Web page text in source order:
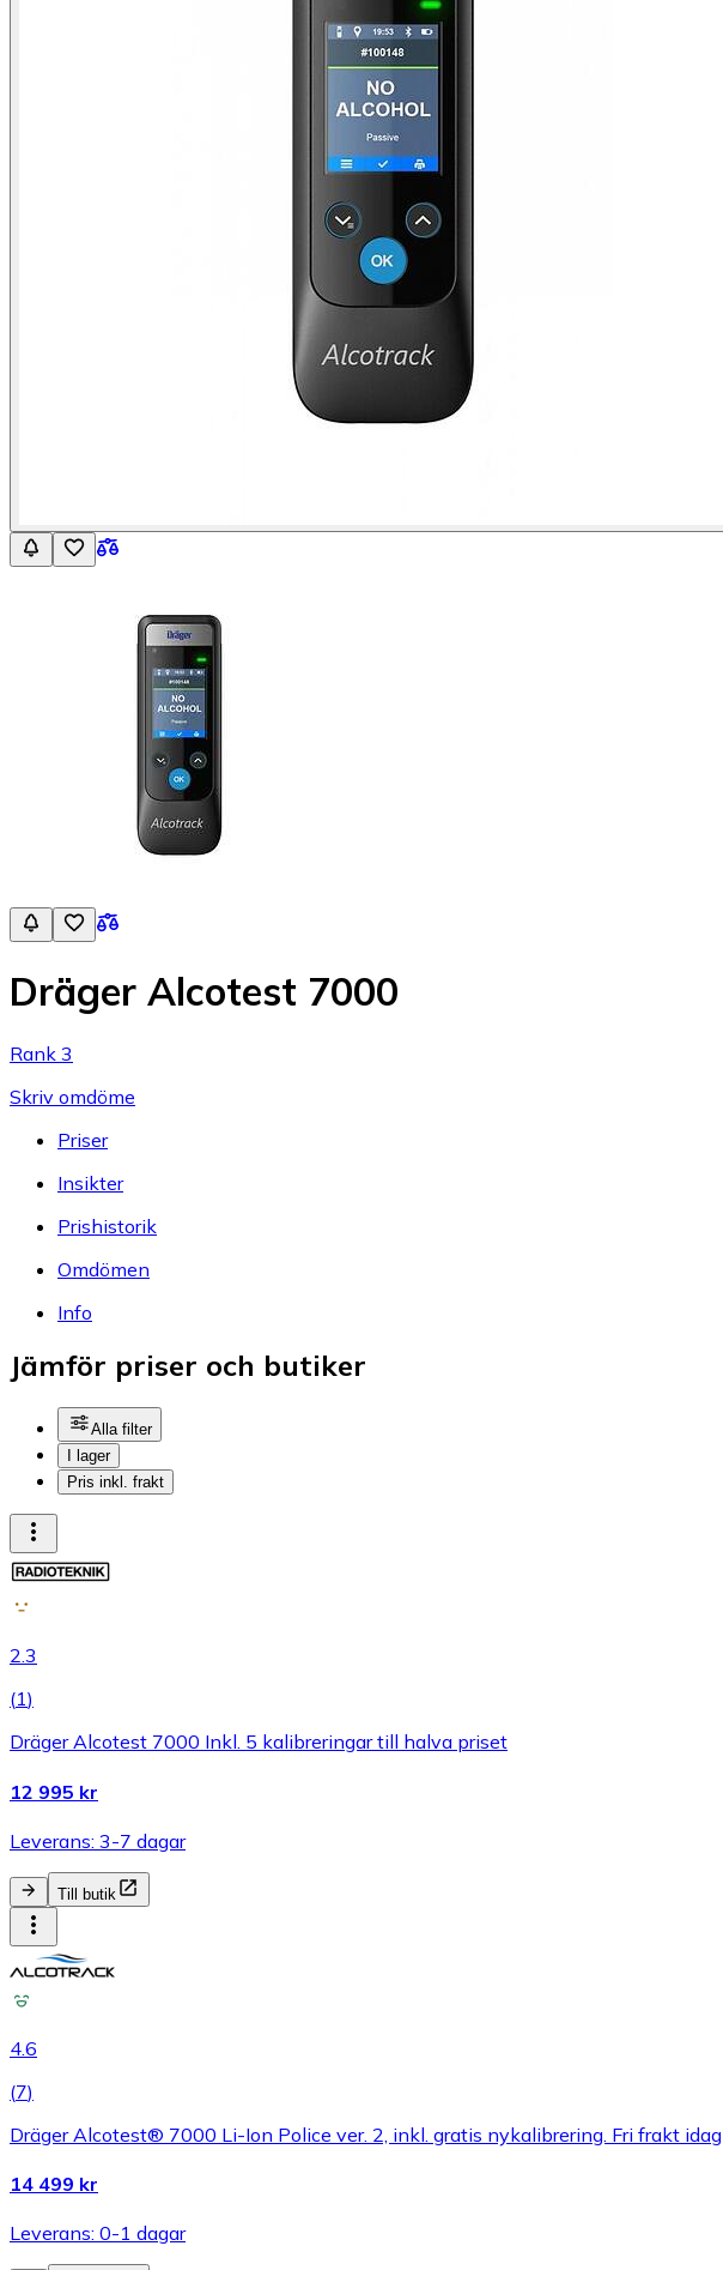
Dräger Alcotest 7000
Rank 3
Skriv omdöme
Priser
Insikter
Prishistorik
Omdömen
Info
Jämför priser och butiker
Alla filter
I lager
Pris inkl. frakt
2.3
(1)
Dräger Alcotest 7000 Inkl. 5 kalibreringar till halva priset
12 995 kr
Leverans: 3-7 dagar
Till butik
4.6
(7)
Dräger Alcotest® 7000 Li-Ion Police ver. 2, inkl. gratis nykalibrering. Fri frakt idag
14 499 kr
Leverans: 0-1 dagar